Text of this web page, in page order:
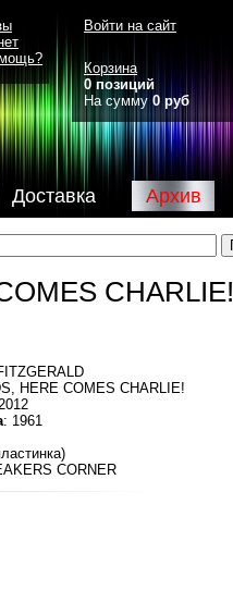
Доставка Архив
Войти на сайт
Корзина
0 позиций
На сумму 0 руб
CHARLIE!
HERE COMES CHARLIE!
: 1961
CORNER